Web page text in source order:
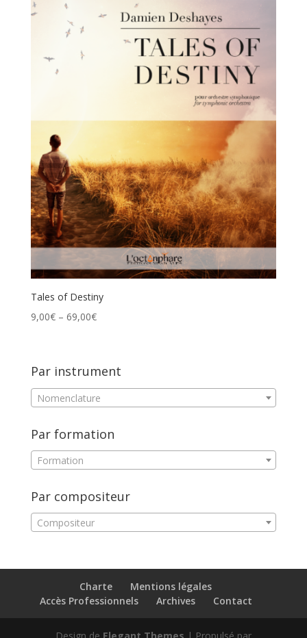
Tales of Destiny
9,00€– 69,00€
Par instrument
Nomenclature
Par formation
Formation
Par compositeur
Compositeur
Charte
Mentions légales
Accès Professionnels
Archives Contact